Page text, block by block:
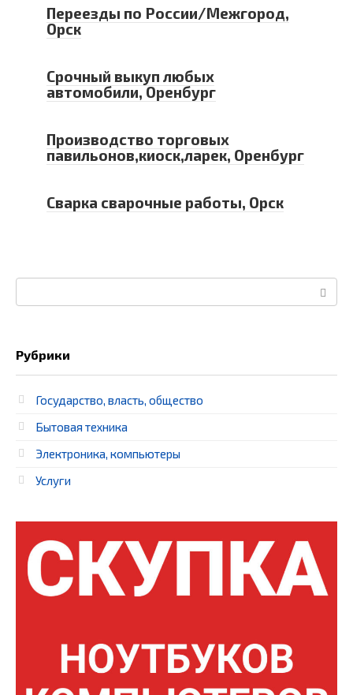
Переезды по России/Межгород,
Орск
Срочный выкуп любых
автомобили, Оренбург
Производство торговых
павильонов,киоск,ларек, Оренбург
Сварка сварочные работы, Орск
Рубрики
Государство, власть, общество
Бытовая техника
Электроника, компьютеры
Услуги